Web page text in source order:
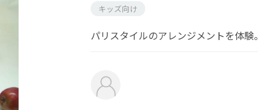
キッズ向け
パリスタイルのアレンジメントを体験。